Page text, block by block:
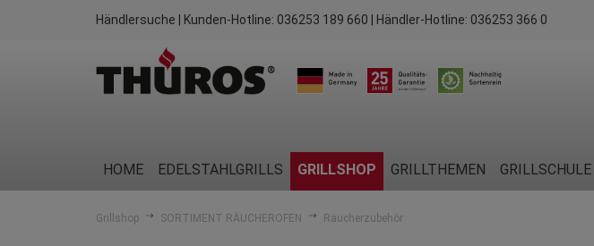
Händlersuche | Kunden-Hotline: 036253 189 660 | Händler-Hotline: 036253 366 0
HOME EDELSTAHLGRILLS GRILLSHOP GRILLTHEMEN GRILLSCHULE
Grillshop SORTIMENT RÄUCHEROFEN Räucherzubehör